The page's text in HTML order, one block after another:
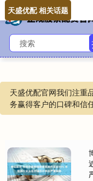
天盛优配官网我们注重
务赢得客户的口碑和信任
天盛优配 相关话题